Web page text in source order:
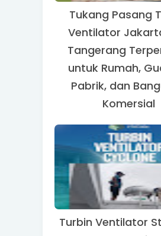
Tukang Pasang
Ventilator
Tangerang
untuk Rumah,
Pabrik, dan
Komersial
Turbin Ventilator